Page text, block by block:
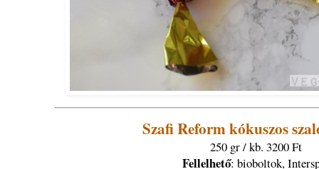
Szafi Reform kókuszos
250 gr / kb. 3200 Ft
Fellelhető: bioboltok,